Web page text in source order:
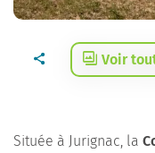
Voir
Située à Jurignac, la